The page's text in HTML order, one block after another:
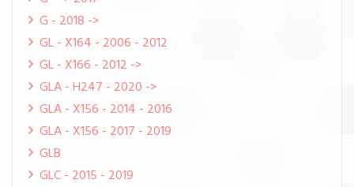
G - 2018 ->
GL - X164 - 2006 - 2012
GL - X166 - 2012 ->
GLA - H247 - 2020 ->
GLA - X156 - 2014 - 2016
GLA - X156 - 2017 - 2019
GLB
GLC - 2015 - 2019